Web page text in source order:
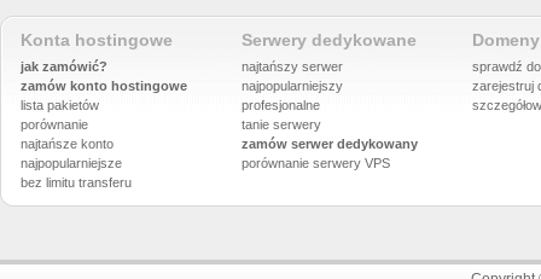
Konta hostingowe
jak zamówić?
zamów konto hostingowe
lista pakietów
porównanie
najtańsze konto
najpopularniejsze
bez limitu transferu
Serwery dedykowane
najtańszy serwer
najpopularniejszy
profesjonalne
tanie serwery
zamów serwer dedykowany
porównanie serwery VPS
sprawdź
zarejestruj